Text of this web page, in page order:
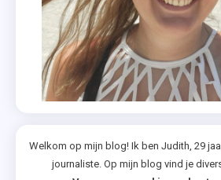
Welkom op mijn blog! Ik ben Judith, 29
journaliste. Op mijn blog vind je